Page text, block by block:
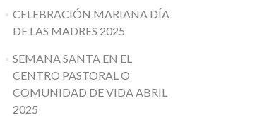
CELEBRACIÓN MARIANA DÍA
DE LAS MADRES 2025
SEMANA SANTA EN EL
CENTRO PASTORAL O
COMUNIDAD DE VIDA ABRIL
2025